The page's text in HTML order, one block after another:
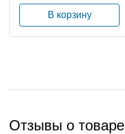
В корзину
Отзывы о товаре